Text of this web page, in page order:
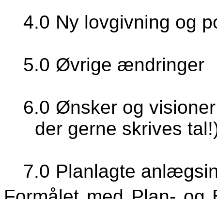
4.0 Ny lovgivning og
5.0 Øvrige ændringer
6.0 Ønsker og
der gerne skrives
7.0 Planlagte